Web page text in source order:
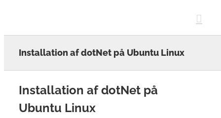
Installation af dotNet på Ubuntu Linux
Installation af dotNet på
Ubuntu Linux